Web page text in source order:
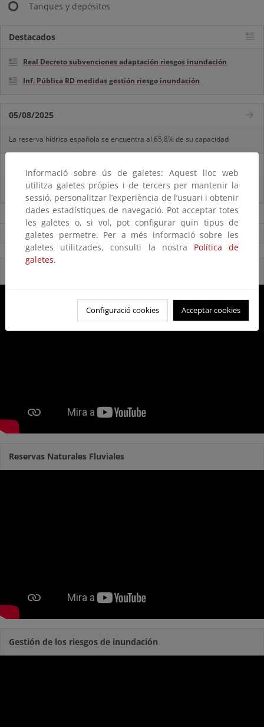
Tanques y depósitos
Destacados
Real Decreto subvenciones adaptación riesgos inundación
Inf. Pública RD medidas gestión riesgo inundación
05/08/2025
La reserva hídrica española se encuentra al 65,8% de su capacidad
La reserva hídrica española se encuentra al 67% de su capacidad
Noticias sobre Agua
Ver todas las noticias
Reservas Naturales Fluviales
Gestión de los riesgos de inundación
Informació sobre ús de galetes: Aquest lloc web
utilitza galetes pròpies i de tercers per mantenir la
sessió, personalitzar l’experiència de l’usuari i obtenir
dades estadístiques de navegació. Pot acceptar totes
les galetes o, si vol, pot configurar quin tipus de
galetes permetre. Per a més informació sobre les
galetes utilitzades, consulti la nostra Política de
galetes.
Configuració cookies Acceptar cookies